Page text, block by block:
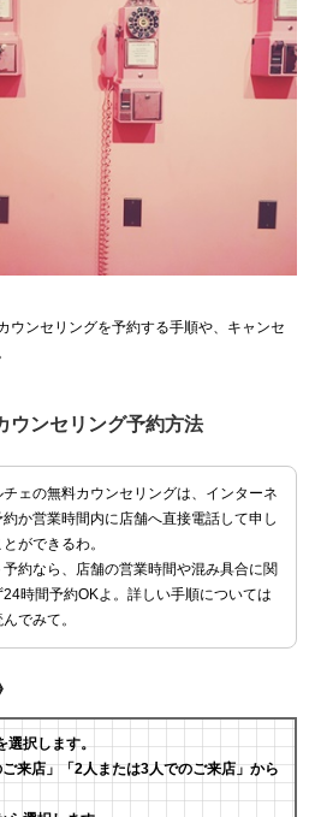
ウンセリングを予約する手順や、キャンセ
ウンセリング予約方法
チェの無料カウンセリングは、インターネ
約か営業時間内に店舗へ直接電話して申し
ができるわ。
予約なら、店舗の営業時間や混み具合に関
24時間予約OKよ。詳しい手順については
でみて。
選択します。
来店」「2人または3人でのご来店」から